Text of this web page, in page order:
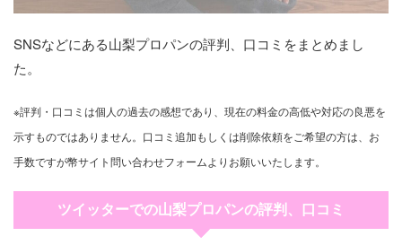
SNSなどにある山梨プロパンの評判、口コミをまとめまし
た。
※評判・口コミは個人の過去の感想であり、現在の料金の高低や対応の良悪を
示すものではありません。口コミ追加もしくは削除依頼をご希望の方は、お
手数ですが幣サイト問い合わせフォームよりお願いいたします。
ツイッターでの山梨プロパンの評判、口コミ